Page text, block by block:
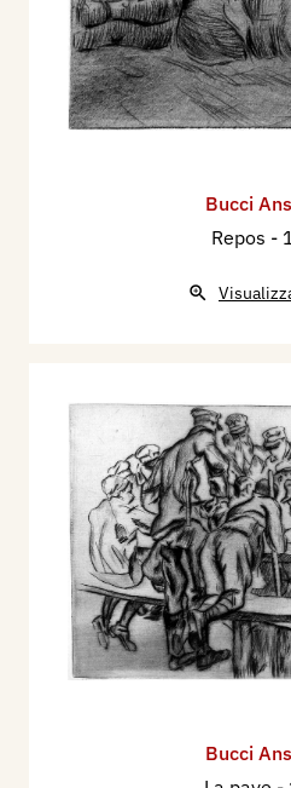
Bucci
Repos -
Bucci